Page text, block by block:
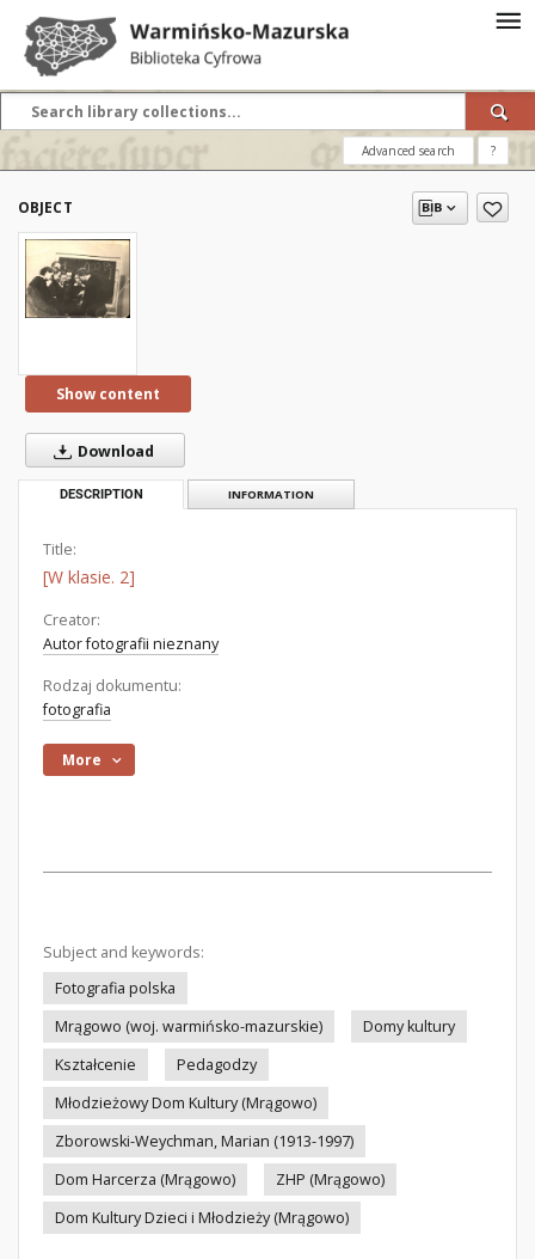
Advanced search ?
OBJECT
Show content
Download
DESCRIPTION INFORMATION
Title:
[W klasie. 2]
Creator:
Autor fotografii nieznany
Rodzaj dokumentu:
fotografia
More
Subject and keywords:
Fotografia polska
Mrągowo (woj. warmińsko-mazurskie)
Domy kultury
Kształcenie
Pedagodzy
Młodzieżowy Dom Kultury (Mrągowo)
Zborowski-Weychman, Marian (1913-1997)
Dom Harcerza (Mrągowo)
ZHP (Mrągowo)
Dom Kultury Dzieci i Młodzieży (Mrągowo)